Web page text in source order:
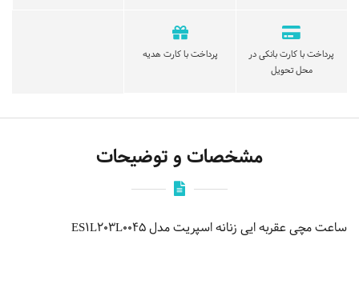
پرداخت با کارت بانکی در
محل تحویل
پرداخت با کارت هدیه
مشخصات و توضیحات
ساعت مچی عقربه ایی زنانه اسپریت مدل ES1L203L0045